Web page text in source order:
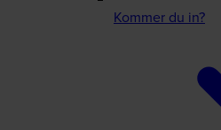
Kommer du in?